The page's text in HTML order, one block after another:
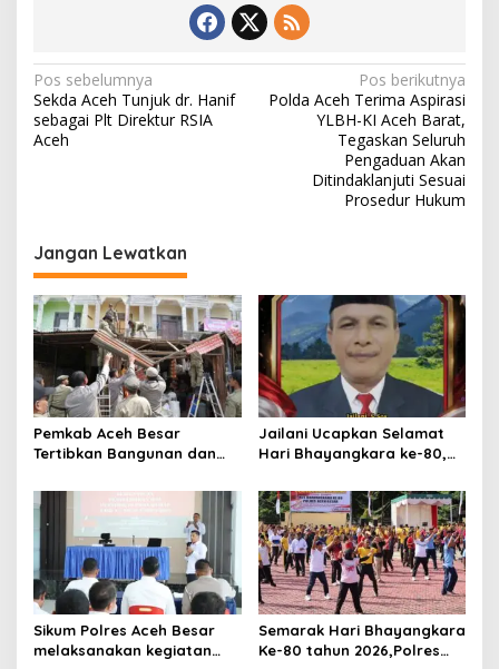
N
a
v
a
s
i
p
o
s
Pos sebelumnya
Sekda Aceh Tunjuk dr. Hanif
sebagai Plt Direktur RSIA
Aceh
Pos berikutnya
Polda Aceh Terima Aspirasi
YLBH-KI Aceh Barat,
Tegaskan Seluruh
Pengaduan Akan
Ditindaklanjuti Sesuai
Prosedur Hukum
Jangan Lewatkan
Pemkab Aceh Besar
Tertibkan Bangunan dan
Lambaro
Jailani Ucapkan Selamat
Hari Bhayangkara ke-80,
Mengabdi untuk
Masyarakat
Sikum Polres Aceh Besar
melaksanakan kegiatan
Semarak Hari Bhayangkara
Ke-80 tahun 2026,Polres